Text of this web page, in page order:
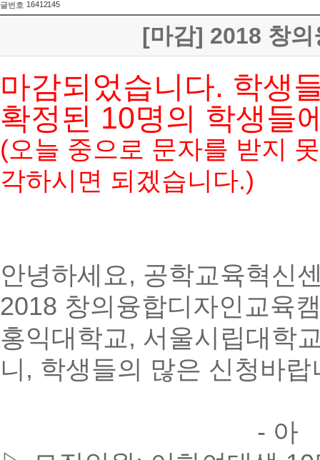
글번호 16412145
[마감] 2018 창
마감되었습니다. 학생
확정된 10명의 학생들
(오늘 중으로 문자를 받지
각하시면 되겠습니다.)
안녕하세요, 공학교육혁신
2018 창의융합디자인교육
홍익대학교, 서울시립대학
니, 학생들의 많은 신청바랍
- 아